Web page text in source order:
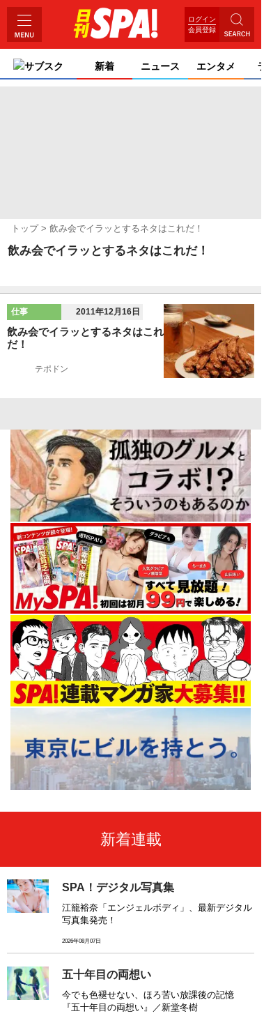
ログイン
会員登録
サブスク 新着 ニュース エンタメ
トップ 飲み会でイラッとするネタはこれだ！
飲み会でイラッとするネタはこれだ！
仕事 2011年12月16日
飲み会でイラッとするネタはこれ
だ！
テポドン
新着連載
SPA！デジタル写真集
江籠裕奈「エンジェルボディ」、最新デジタル
写真集発売！
2026年08月07日
五十年目の両想い
今でも色褪せない、ほろ苦い放課後の記憶
『五十年目の両想い』／新堂冬樹